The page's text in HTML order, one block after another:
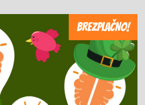
BREZPLAČNO!